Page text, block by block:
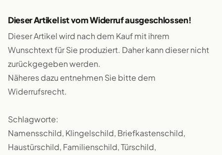
Dieser Artikel ist vom Widerruf ausgeschlossen!
Dieser Artikel wird nach dem Kauf mit ihrem
Wunschtext für Sie produziert. Daher kann dieser nicht
zurückgegeben werden.
Näheres dazu entnehmen Sie bitte dem
Widerrufsrecht.
Schlagworte:
Namensschild, Klingelschild, Briefkastenschild,
Haustürschild, Familienschild, Türschild,